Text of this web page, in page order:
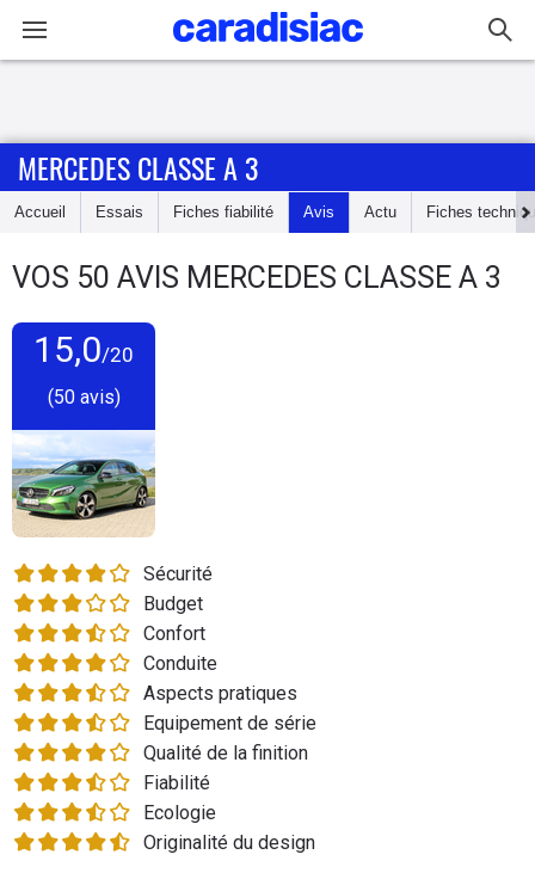
Accueil
Essais
Guide
Electriques
Utilitaires
Flottes
Auto
Services
Forum
Moto
Marques
MERCEDES CLASSE A 3
Accueil Essais Fiches fiabilité Avis Actu Fiches
VOS 50 AVIS MERCEDES CLASSE A 3
15,0/20
(50 avis)
Sécurité
Budget
Confort
Conduite
Aspects pratiques
Equipement de série
Qualité de la finition
Fiabilité
Ecologie
Originalité du design